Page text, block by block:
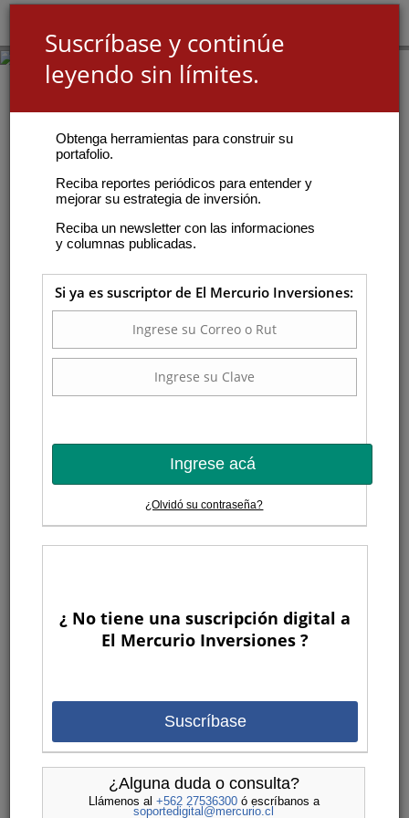
Suscríbase y continúe
leyendo sin límites.
Obtenga herramientas para construir su
portafolio.
Reciba reportes periódicos para entender y
mejorar su estrategia de inversión.
Reciba un newsletter con las informaciones
y columnas publicadas.
Si ya es suscriptor de El Mercurio Inversiones:
Ingrese acá
¿Olvidó su contraseña?
¿ No tiene una suscripción digital a
El Mercurio Inversiones ?
Suscríbase
¿Alguna duda o consulta?
Llámenos al +562 27536300ó escríbanos a
soportedigital@mercurio.cl